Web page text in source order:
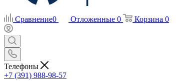
Сравнение0 Отложенные 0 Корзина 0
Телефоны
+7 (391) 988-98-57